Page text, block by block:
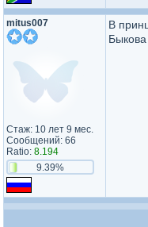
mitus007
Стаж: 10 лет 9 мес.
Сообщений: 66
Ratio: 8.194
9.39%
В